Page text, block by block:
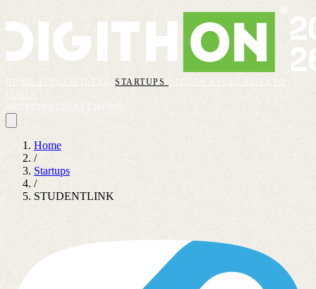
FAQSTARTUPS VIDEOS
REGOLAMENTO
Home
/
Startups
/
STUDENTLINK